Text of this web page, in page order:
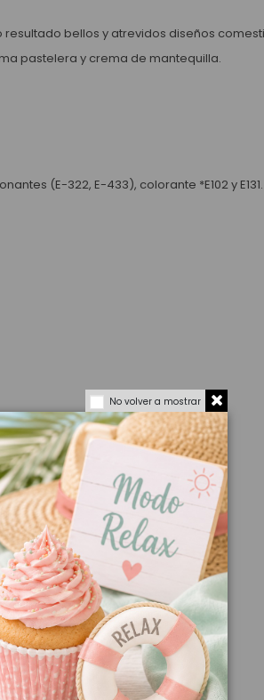
bellos y atrevidos diseños
pastelera y crema de mantequilla.
(E-322, E-433), colorante *E102 y
No volver a mostrar